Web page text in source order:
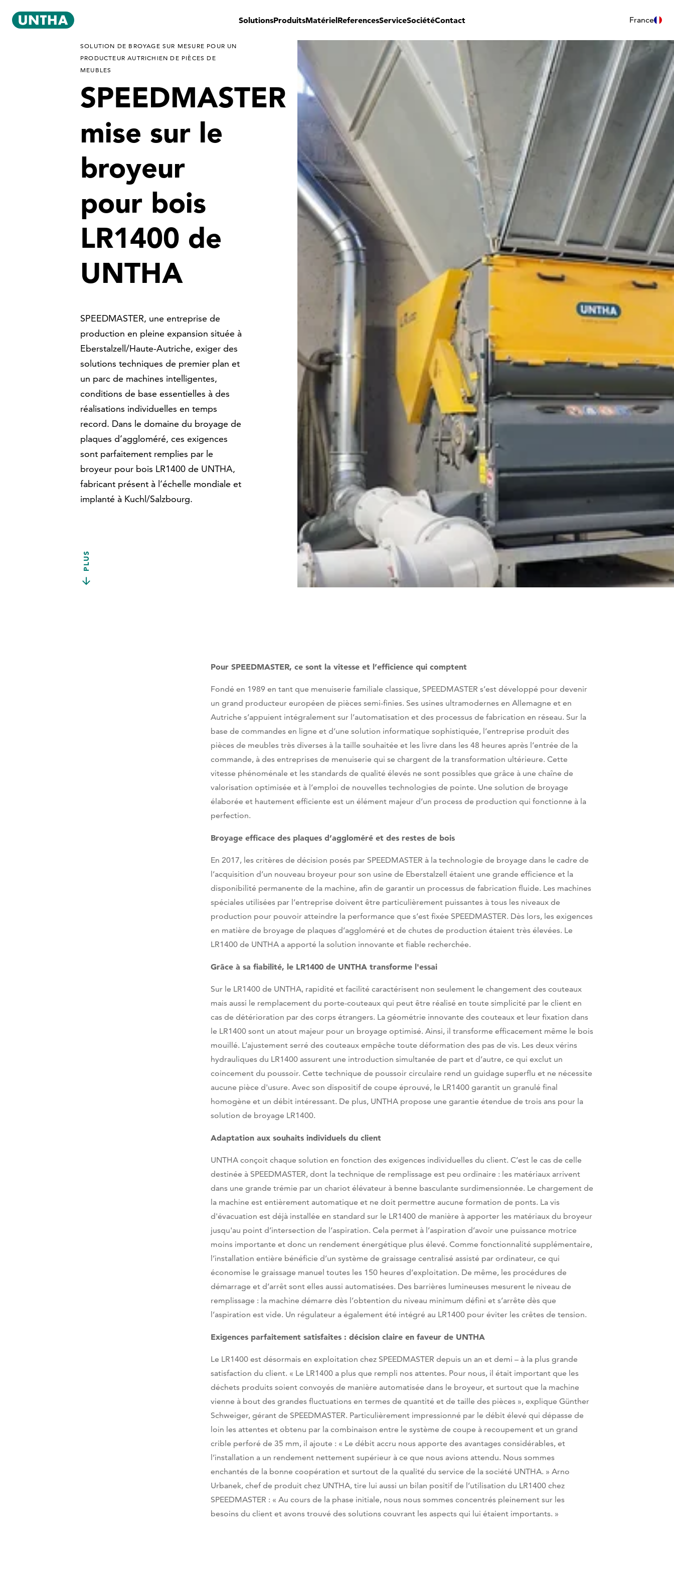
SolutionsProduitsMatérielReferencesServiceSociétéContact France
SOLUTION DE BROYAGE SUR MESURE POUR UN
PRODUCTEUR AUTRICHIEN DE PIÈCES DE
MEUBLES
SPEEDMASTER
mise sur le
broyeur
pour bois
LR1400 de
UNTHA
SPEEDMASTER, une entreprise de
production en pleine expansion située à
Eberstalzell/Haute-Autriche, exiger des
solutions techniques de premier plan et
un parc de machines intelligentes,
conditions de base essentielles à des
réalisations individuelles en temps
record. Dans le domaine du broyage de
plaques d’aggloméré, ces exigences
sont parfaitement remplies par le
broyeur pour bois LR1400 de UNTHA,
fabricant présent à l’échelle mondiale et
implanté à Kuchl/Salzbourg.
PLUS
Pour SPEEDMASTER, ce sont la vitesse et l’efficience qui comptent
Fondé en 1989 en tant que menuiserie familiale classique, SPEEDMASTER s’est développé pour devenir
un grand producteur européen de pièces semi-finies. Ses usines ultramodernes en Allemagne et en
Autriche s’appuient intégralement sur l’automatisation et des processus de fabrication en réseau. Sur la
base de commandes en ligne et d’une solution informatique sophistiquée, l’entreprise produit des
pièces de meubles très diverses à la taille souhaitée et les livre dans les 48 heures après l’entrée de la
commande, à des entreprises de menuiserie qui se chargent de la transformation ultérieure. Cette
vitesse phénoménale et les standards de qualité élevés ne sont possibles que grâce à une chaîne de
valorisation optimisée et à l’emploi de nouvelles technologies de pointe. Une solution de broyage
élaborée et hautement efficiente est un élément majeur d’un process de production qui fonctionne à la
perfection.
Broyage efficace des plaques d’aggloméré et des restes de bois
En 2017, les critères de décision posés par SPEEDMASTER à la technologie de broyage dans le cadre de
l’acquisition d’un nouveau broyeur pour son usine de Eberstalzell étaient une grande efficience et la
disponibilité permanente de la machine, afin de garantir un processus de fabrication fluide. Les machines
spéciales utilisées par l’entreprise doivent être particulièrement puissantes à tous les niveaux de
production pour pouvoir atteindre la performance que s’est fixée SPEEDMASTER. Dès lors, les exigences
en matière de broyage de plaques d’aggloméré et de chutes de production étaient très élevées. Le
LR1400 de UNTHA a apporté la solution innovante et fiable recherchée.
Grâce à sa fiabilité, le LR1400 de UNTHA transforme l'essai
Sur le LR1400 de UNTHA, rapidité et facilité caractérisent non seulement le changement des couteaux
mais aussi le remplacement du porte-couteaux qui peut être réalisé en toute simplicité par le client en
cas de détérioration par des corps étrangers. La géométrie innovante des couteaux et leur fixation dans
le LR1400 sont un atout majeur pour un broyage optimisé. Ainsi, il transforme efficacement même le bois
mouillé. L’ajustement serré des couteaux empêche toute déformation des pas de vis. Les deux vérins
hydrauliques du LR1400 assurent une introduction simultanée de part et d’autre, ce qui exclut un
coincement du poussoir. Cette technique de poussoir circulaire rend un guidage superflu et ne nécessite
aucune pièce d'usure. Avec son dispositif de coupe éprouvé, le LR1400 garantit un granulé final
homogène et un débit intéressant. De plus, UNTHA propose une garantie étendue de trois ans pour la
solution de broyage LR1400.
Adaptation aux souhaits individuels du client
UNTHA conçoit chaque solution en fonction des exigences individuelles du client. C’est le cas de celle
destinée à SPEEDMASTER, dont la technique de remplissage est peu ordinaire : les matériaux arrivent
dans une grande trémie par un chariot élévateur à benne basculante surdimensionnée. Le chargement de
la machine est entièrement automatique et ne doit permettre aucune formation de ponts. La vis
d'évacuation est déjà installée en standard sur le LR1400 de manière à apporter les matériaux du broyeur
jusqu'au point d’intersection de l’aspiration. Cela permet à l’aspiration d’avoir une puissance motrice
moins importante et donc un rendement énergétique plus élevé. Comme fonctionnalité supplémentaire,
l’installation entière bénéficie d’un système de graissage centralisé assisté par ordinateur, ce qui
économise le graissage manuel toutes les 150 heures d’exploitation. De même, les procédures de
démarrage et d’arrêt sont elles aussi automatisées. Des barrières lumineuses mesurent le niveau de
remplissage : la machine démarre dès l’obtention du niveau minimum défini et s’arrête dès que
l’aspiration est vide. Un régulateur a également été intégré au LR1400 pour éviter les crêtes de tension.
Exigences parfaitement satisfaites : décision claire en faveur de UNTHA
Le LR1400 est désormais en exploitation chez SPEEDMASTER depuis un an et demi – à la plus grande
satisfaction du client. « Le LR1400 a plus que rempli nos attentes. Pour nous, il était important que les
déchets produits soient convoyés de manière automatisée dans le broyeur, et surtout que la machine
vienne à bout des grandes fluctuations en termes de quantité et de taille des pièces », explique Günther
Schweiger, gérant de SPEEDMASTER. Particulièrement impressionné par le débit élevé qui dépasse de
loin les attentes et obtenu par la combinaison entre le système de coupe à recoupement et un grand
crible perforé de 35 mm, il ajoute : « Le débit accru nous apporte des avantages considérables, et
l’installation a un rendement nettement supérieur à ce que nous avions attendu. Nous sommes
enchantés de la bonne coopération et surtout de la qualité du service de la société UNTHA. » Arno
Urbanek, chef de produit chez UNTHA, tire lui aussi un bilan positif de l’utilisation du LR1400 chez
SPEEDMASTER : « Au cours de la phase initiale, nous nous sommes concentrés pleinement sur les
besoins du client et avons trouvé des solutions couvrant les aspects qui lui étaient importants. »